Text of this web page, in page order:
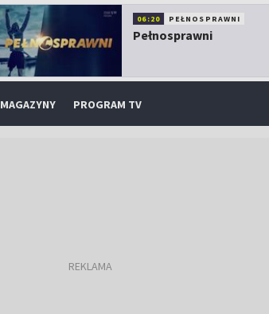
06:20 PEŁNOSPRAWNI
Pełnosprawni
MAGAZYNY PROGRAM TV